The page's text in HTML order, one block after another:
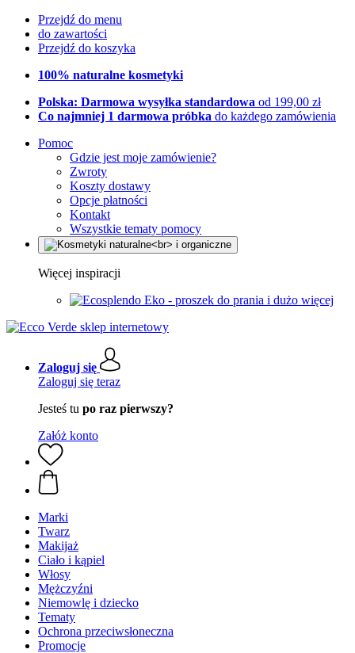
Przejdź do menu
do zawartości
Przejdź do koszyka
100% naturalne kosmetyki
Polska: Darmowa wysyłka standardowa od 199,00 zł
Co najmniej 1 darmowa próbka do każdego zamówienia
Pomoc
Gdzie jest moje zamówienie?
Zwroty
Koszty dostawy
Opcje płatności
Kontakt
Wszystkie tematy pomocy
Więcej inspiracji
Eko - proszek do prania i dużo więcej
Zaloguj się
Zaloguj się teraz
Jesteś tu po raz pierwszy?
Załóż konto
Marki
Twarz
Makijaż
Ciało i kąpiel
Włosy
Mężczyźni
Niemowlę i dziecko
Tematy
Ochrona przeciwsłoneczna
Promocje